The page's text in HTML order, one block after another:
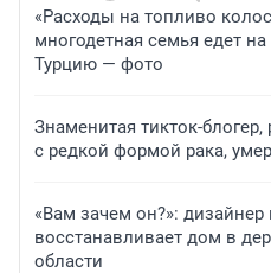
«Расходы на топливо
многодетная семья едет
Турцию — фото
Знаменитая тикток-
с редкой формой рака,
«Вам зачем он?»:
восстанавливает дом в
области